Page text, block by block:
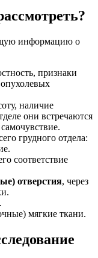
информацию о
признаки
наличие
они встречаются
грудного отдела:
соответствие
отверстия, через
мягкие ткани.